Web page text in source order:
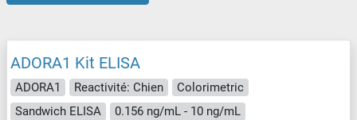
ADORA1 Kit ELISA
ADORA1 Reactivité: Chien
Colorimetric
Sandwich ELISA
0.156 ng/mL - 10 ng/mL